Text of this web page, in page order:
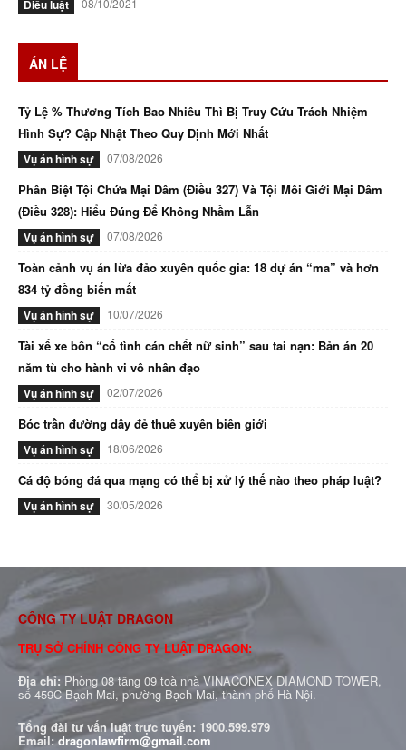
Điều luật
ÁN LỆ
Tỷ Lệ % Thương Tích Bao Nhiêu Thì Bị Truy Cứu Trách Nhiệm
Hình Sự? Cập Nhật Theo Quy Định Mới Nhất
Vụ án hình sự 07/08/2026
Phân Biệt Tội Chứa Mại Dâm (Điều 327) Và Tội Môi Giới Mại Dâm
(Điều 328): Hiểu Đúng Để Không Nhầm Lẫn
Vụ án hình sự 07/08/2026
Toàn cảnh vụ án lừa đảo xuyên quốc gia: 18 dự án “ma” và hơn
834 tỷ đồng biến mất
Vụ án hình sự 10/07/2026
Tài xế xe bồn “cố tình cán chết nữ sinh” sau tai nạn: Bản án 20
năm tù cho hành vi vô nhân đạo
Vụ án hình sự 02/07/2026
Bóc trần đường dây đẻ thuê xuyên biên giới
Vụ án hình sự 18/06/2026
Cá độ bóng đá qua mạng có thể bị xử lý thế nào theo pháp luật?
Vụ án hình sự 30/05/2026
CÔNG TY LUẬT DRAGON
TRỤ SỞ CHÍNH CÔNG TY LUẬT DRAGON:
Địa chỉ: Phòng 08 tầng 09 toà nhà VINACONEX DIAMOND TOWER,
số 459C Bạch Mai, phường Bạch Mai, thành phố Hà Nội.
Tổng đài tư vấn luật trực tuyến: 1900.599.979
Email:dragonlawfirm@gmail.com